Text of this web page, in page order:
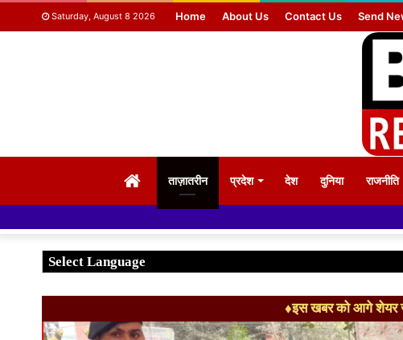
Saturday, August 8 2026 Home About Us Contact Us Send
HOMEताज़ातरीन प्रदेश देश दुनिया राजनीति
♦इस खबर को आगे शेयर